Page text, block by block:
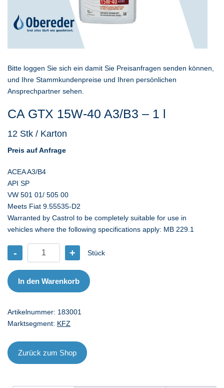
CA GTX 15W-40 A3/B3 – 1 l
12 Stk / Karton
Preis auf Anfrage
ACEA A3/B4
API SP
VW 501 01/ 505 00
Meets Fiat 9.55535-D2
Warranted by Castrol to be completely suitable for use in
vehicles where the following specifications apply: MB 229.1
CA
GTX
15W-
40
-
1
Menge
- + Stück
In den Warenkorb
Artikelnummer: 183001
Marktsegment: KFZ
Zurück zum Shop
Bitte loggen Sie sich ein damit Sie Preisanfragen senden können,
und Ihre Stammkundenpreise und Ihren persönlichen
Ansprechpartner sehen.